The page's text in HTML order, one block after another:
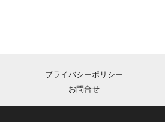
プライバシーポリシー
お問合せ